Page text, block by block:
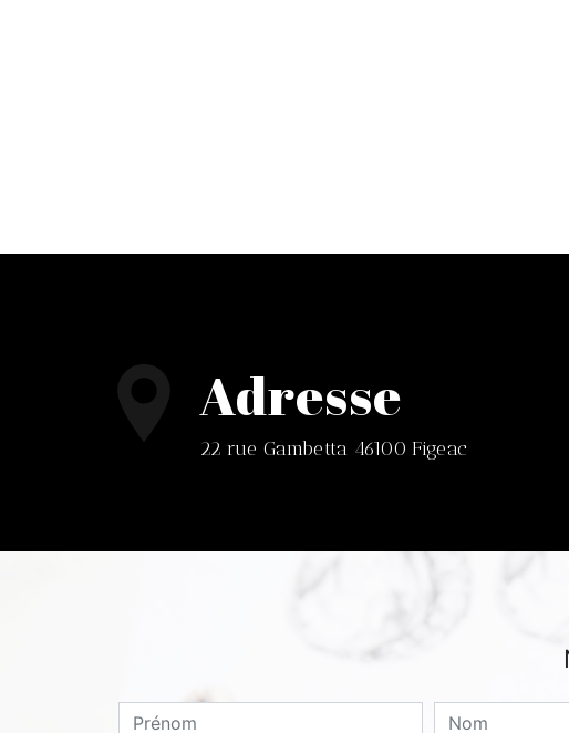
Adresse
22 rue Gambetta 46100 Figeac